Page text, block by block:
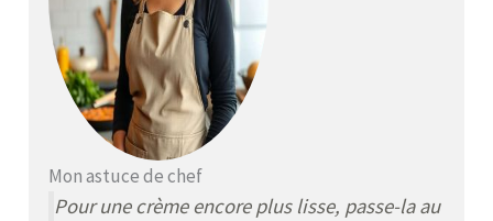
Mon astuce de chef
Pour une crème encore plus lisse, passe-la au